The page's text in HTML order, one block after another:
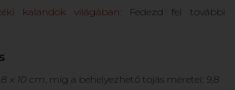
kalandok világában : Fedezd fel további
x 10 cm, míg a behelyezhető tojás méretei: 9,8